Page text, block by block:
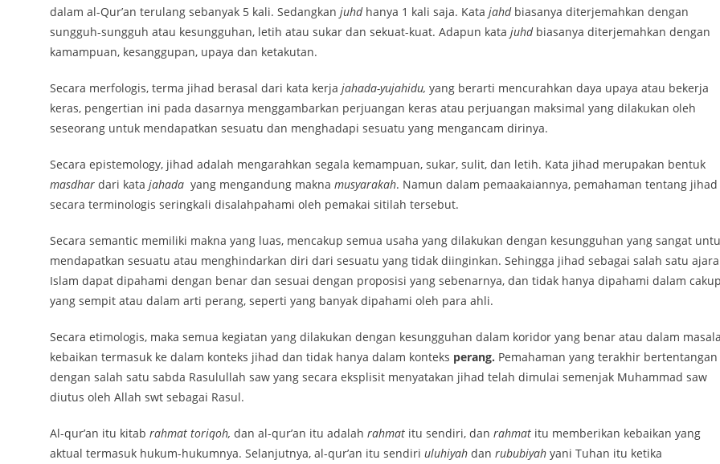
dalam al-Qur’an terulang sebanyak 5 kali. Sedangkan juhd hanya 1 kali saja. Kata jahd biasanya diterjemahkan dengan
sungguh-sungguh atau kesungguhan, letih atau sukar dan sekuat-kuat. Adapun kata juhd biasanya diterjemahkan dengan
kamampuan, kesanggupan, upaya dan ketakutan.
Secara merfologis, terma jihad berasal dari kata kerja jahada-yujahidu, yang berarti mencurahkan daya upaya atau bekerja
keras, pengertian ini pada dasarnya menggambarkan perjuangan keras atau perjuangan maksimal yang dilakukan oleh
seseorang untuk mendapatkan sesuatu dan menghadapi sesuatu yang mengancam dirinya.
Secara epistemology, jihad adalah mengarahkan segala kemampuan, sukar, sulit, dan letih. Kata jihad merupakan bentuk
masdhar dari kata jahada yang mengandung makna musyarakah. Namun dalam pemaakaiannya, pemahaman tentang jihad
secara terminologis seringkali disalahpahami oleh pemakai sitilah tersebut.
Secara semantic memiliki makna yang luas, mencakup semua usaha yang dilakukan dengan kesungguhan yang sangat
mendapatkan sesuatu atau menghindarkan diri dari sesuatu yang tidak diinginkan. Sehingga jihad sebagai salah satu
Islam dapat dipahami dengan benar dan sesuai dengan proposisi yang sebenarnya, dan tidak hanya dipahami dalam
yang sempit atau dalam arti perang, seperti yang banyak dipahami oleh para ahli.
Secara etimologis, maka semua kegiatan yang dilakukan dengan kesungguhan dalam koridor yang benar atau dalam
kebaikan termasuk ke dalam konteks jihad dan tidak hanya dalam konteks perang. Pemahaman yang terakhir bertentangan
dengan salah satu sabda Rasulullah saw yang secara eksplisit menyatakan jihad telah dimulai semenjak Muhammad saw
diutus oleh Allah swt sebagai Rasul.
Al-qur’an itu kitab rahmat toriqoh, dan al-qur’an itu adalah rahmat itu sendiri, dan rahmat itu memberikan kebaikan yang
aktual termasuk hukum-hukumnya. Selanjutnya, al-qur’an itu sendiri uluhiyah dan rububiyah yani Tuhan itu ketika